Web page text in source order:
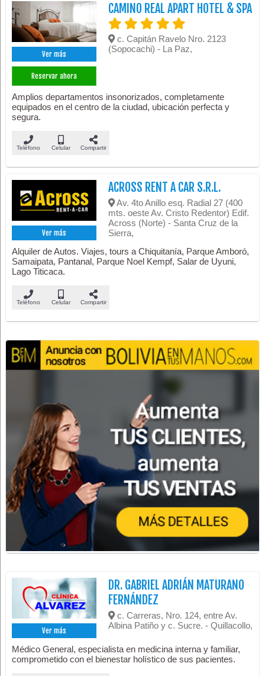
Ver más
Reservar ahora
CAMINO REAL APART HOTEL & SPA
c. Capitán Ravelo Nro. 2123
(Sopocachi) - La Paz,
Amplios departamentos insonorizados, completamente
equipados en el centro de la ciudad, ubicación perfecta y
segura.
Teléfono Celular Compartir
Ver más
ACROSS RENT A CAR S.R.L.
Av. 4to Anillo esq. Radial 27 (400
mts. oeste Av. Cristo Redentor) Edif.
Across (Norte) - Santa Cruz de la
Sierra,
Alquiler de Autos. Viajes, tours a Chiquitanía, Parque Amboró,
Samaipata, Pantanal, Parque Noel Kempf, Salar de Uyuni,
Lago Titicaca.
Teléfono Celular Compartir
Ver más
DR. GABRIEL ADRIÁN MATURANO
FERNÁNDEZ
c. Carreras, Nro. 124, entre Av.
Albina Patiño y c. Sucre. - Quillacollo,
Médico General, especialista en medicina interna y familiar,
comprometido con el bienestar holístico de sus pacientes.